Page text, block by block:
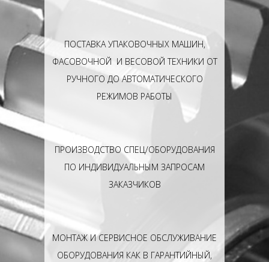
ПОСТАВКА УПАКОВОЧНЫХ МАШИН,
ФАСОВОЧНОЙ И ВЕСОВОЙ ТЕХНИКИ ОТ
РУЧНОГО ДО АВТОМАТИЧЕСКОГО
РЕЖИМОВ РАБОТЫ
ПРОИЗВОДСТВО СПЕЦ/ОБОРУДОВАНИЯ
ПО ИНДИВИДУАЛЬНЫМ ЗАПРОСАМ
ЗАКАЗЧИКОВ
МОНТАЖ И СЕРВИСНОЕ ОБСЛУЖИВАНИЕ
ОБОРУДОВАНИЯ КАК В ГАРАНТИЙНЫЙ,